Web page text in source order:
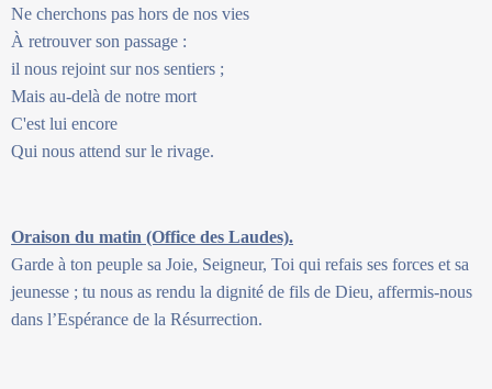
Ne cherchons pas hors de nos vies
À retrouver son passage :
il nous rejoint sur nos sentiers ;
Mais au-delà de notre mort
C'est lui encore
Qui nous attend sur le rivage.
Oraison du matin (Office des Laudes).
Garde à ton peuple sa Joie, Seigneur, Toi qui refais ses forces et sa
jeunesse ; tu nous as rendu la dignité de fils de Dieu, affermis-nous
dans l’Espérance de la Résurrection.